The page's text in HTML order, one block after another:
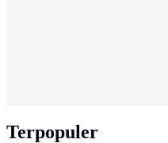
Terpopuler